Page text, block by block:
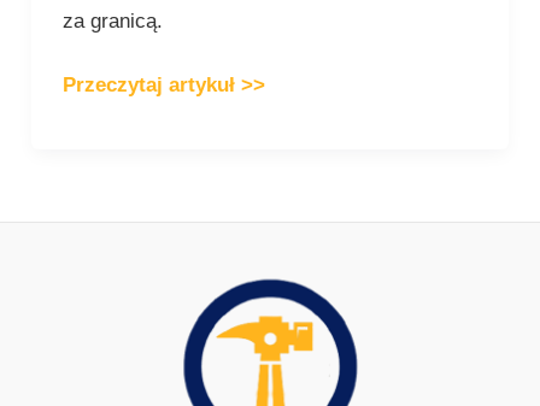
za granicą.
Przeczytaj artykuł >>